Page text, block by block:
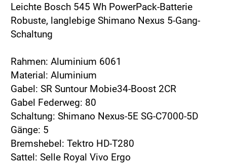
Leichte Bosch 545 Wh PowerPack-Batterie
Robuste, langlebige Shimano Nexus 5-Gang-
Schaltung
Rahmen: Aluminium 6061
Material: Aluminium
Gabel: SR Suntour Mobie34-Boost 2CR
Gabel Federweg: 80
Schaltung: Shimano Nexus-5E SG-C7000-5D
Gänge: 5
Bremshebel: Tektro HD-T280
Sattel: Selle Royal Vivo Ergo